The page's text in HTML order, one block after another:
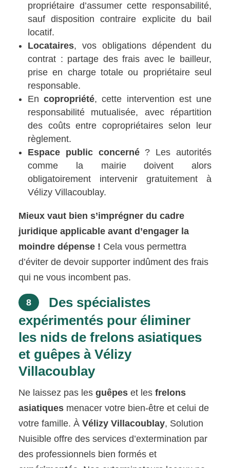
propriétaire d’assumer cette responsabilité,
sauf disposition contraire explicite du bail
locatif.
Locataires, vos obligations dépendent du
contrat : partage des frais avec le bailleur,
prise en charge totale ou propriétaire seul
responsable.
Encopropriété, cette intervention est une
responsabilité mutualisée, avec répartition
des coûts entre copropriétaires selon leur
règlement.
Espace public concerné? Les autorités
comme la mairie doivent alors
obligatoirement intervenir gratuitement à
Vélizy Villacoublay.
Mieux vaut bien s’imprégner du cadre
juridique applicable avant d’engager la
moindre dépense ! Cela vous permettra
d’éviter de devoir supporter indûment des frais
qui ne vous incombent pas.
8
Des spécialistes
expérimentés pour éliminer
les nids de frelons asiatiques
et guêpes à Vélizy
Villacoublay
Ne laissez pas lesguêpes et lesfrelons
asiatiques menacer votre bien-être et celui de
votre famille. ÀVélizy Villacoublay, Solution
Nuisible offre des services d’extermination par
des professionnels bien formés et